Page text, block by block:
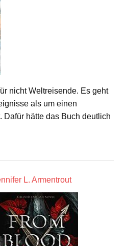
nicht Weltreisende. Es geht
als um einen
hätte das Buch deutlich
L. Armentrout